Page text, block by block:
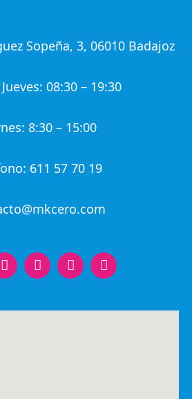
Sopeña, 3, 06010 Badajoz
08:30 – 19:30
8:30 – 15:00
611 57 70 19